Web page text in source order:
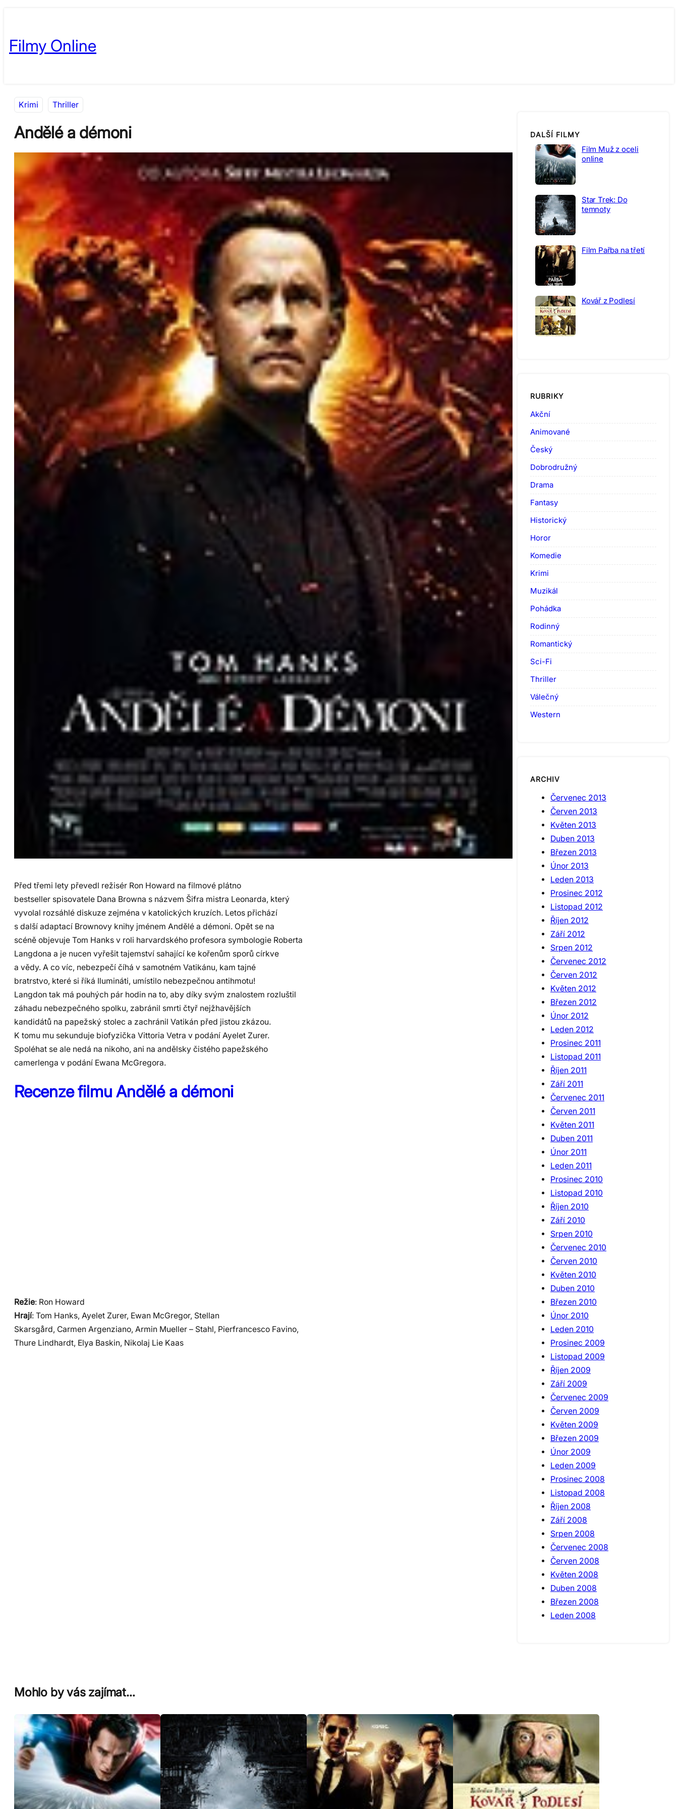
obsah
content
Filmy Online
Krimi Thriller
Andělé a démoni
Před třemi lety převedl režisér Ron Howard na filmové plátno
bestseller spisovatele Dana Browna s názvem Šifra mistra Leonarda, který
vyvolal rozsáhlé diskuze zejména v katolických kruzích. Letos přichází
s další adaptací Brownovy knihy jménem Andělé a démoni. Opět se na
scéně objevuje Tom Hanks v roli harvardského profesora symbologie Roberta
Langdona a je nucen vyřešit tajemství sahající ke kořenům sporů církve
a vědy. A co víc, nebezpečí číhá v samotném Vatikánu, kam tajné
bratrstvo, které si říká Ilumináti, umístilo nebezpečnou antihmotu!
Langdon tak má pouhých pár hodin na to, aby díky svým znalostem rozluštil
záhadu nebezpečného spolku, zabránil smrti čtyř nejžhavějších
kandidátů na papežský stolec a zachránil Vatikán před jistou zkázou.
K tomu mu sekunduje biofyzička Vittoria Vetra v podání Ayelet Zurer.
Spoléhat se ale nedá na nikoho, ani na andělsky čistého papežského
camerlenga v podání Ewana McGregora.
Recenze filmu Andělé a démoni
Režie: Ron Howard
Hrají: Tom Hanks, Ayelet Zurer, Ewan McGregor, Stellan
Skarsgård, Carmen Argenziano, Armin Mueller – Stahl, Pierfrancesco Favino,
Thure Lindhardt, Elya Baskin, Nikolaj Lie Kaas
DALŠÍ FILMY
Film Muž z oceli
online
Star Trek: Do
temnoty
Film Pařba na třetí
Kovář z Podlesí
RUBRIKY
Akční
Animované
Český
Dobrodružný
Drama
Fantasy
Historický
Horor
Komedie
Krimi
Muzikál
Pohádka
Rodinný
Romantický
Sci-Fi
Thriller
Válečný
Western
ARCHIV
Červenec 2013
Červen 2013
Květen 2013
Duben 2013
Březen 2013
Únor 2013
Leden 2013
Prosinec 2012
Listopad 2012
Říjen 2012
Září 2012
Srpen 2012
Červenec 2012
Červen 2012
Květen 2012
Březen 2012
Únor 2012
Leden 2012
Prosinec 2011
Listopad 2011
Říjen 2011
Září 2011
Červenec 2011
Červen 2011
Květen 2011
Duben 2011
Únor 2011
Leden 2011
Prosinec 2010
Listopad 2010
Říjen 2010
Září 2010
Srpen 2010
Červenec 2010
Červen 2010
Květen 2010
Duben 2010
Březen 2010
Únor 2010
Leden 2010
Prosinec 2009
Listopad 2009
Říjen 2009
Září 2009
Červenec 2009
Červen 2009
Květen 2009
Březen 2009
Únor 2009
Leden 2009
Prosinec 2008
Listopad 2008
Říjen 2008
Září 2008
Srpen 2008
Červenec 2008
Červen 2008
Květen 2008
Duben 2008
Březen 2008
Leden 2008
Mohlo by vás zajímat…